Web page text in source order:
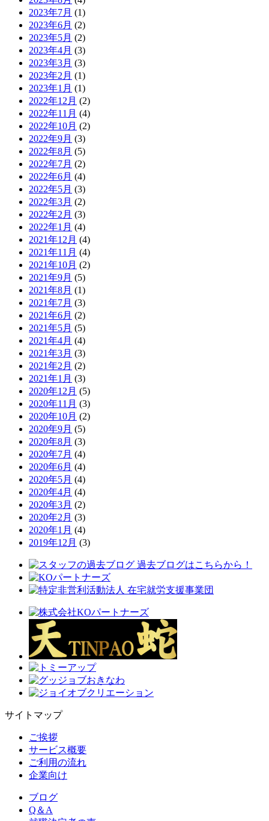
2023年7月 (1)
2023年6月 (2)
2023年5月 (2)
2023年4月 (3)
2023年3月 (3)
2023年2月 (1)
2023年1月 (1)
2022年12月 (2)
2022年11月 (4)
2022年10月 (2)
2022年9月 (3)
2022年8月 (5)
2022年7月 (2)
2022年6月 (4)
2022年5月 (3)
2022年3月 (2)
2022年2月 (3)
2022年1月 (4)
2021年12月 (4)
2021年11月 (4)
2021年10月 (2)
2021年9月 (5)
2021年8月 (1)
2021年7月 (3)
2021年6月 (2)
2021年5月 (5)
2021年4月 (4)
2021年3月 (3)
2021年2月 (2)
2021年1月 (3)
2020年12月 (5)
2020年11月 (3)
2020年10月 (2)
2020年9月 (5)
2020年8月 (3)
2020年7月 (4)
2020年6月 (4)
2020年5月 (4)
2020年4月 (4)
2020年3月 (2)
2020年2月 (3)
2020年1月 (4)
2019年12月 (3)
サイトマップ
ご挨拶
サービス概要
ご利用の流れ
企業向け
ブログ
Q＆A